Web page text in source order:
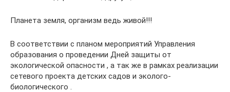
Планета земля, организм ведь живой!!!
В соответствии с планом мероприятий Управления
образования о проведении Дней защиты от
экологической опасности , а так же в рамках реализации
сетевого проекта детских садов и эколого-
биологического .